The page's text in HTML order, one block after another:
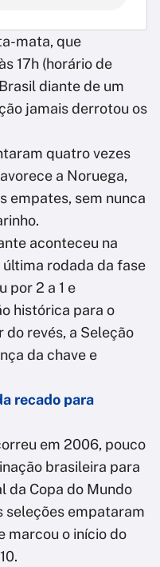
mata, que
17h (horário de
diante de um
jamais derrotou os
quatro vezes
a Noruega,
empates, sem nunca
aconteceu na
última rodada da fase
por 2 a 1 e
histórica para o
revés, a Seleção
da chave e
recado para
em 2006, pouco
brasileira para
da Copa do Mundo
seleções empataram
marcou o início do